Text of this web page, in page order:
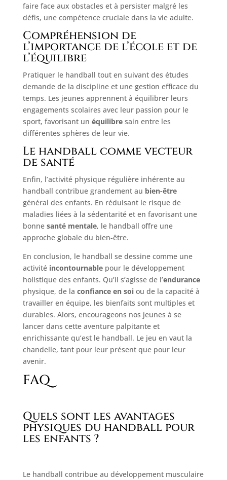
faire face aux obstacles et à persister malgré les
défis, une compétence cruciale dans la vie adulte.
Compréhension de
l’importance de l’école et de
l’équilibre
Pratiquer le handball tout en suivant des études
demande de la discipline et une gestion efficace du
temps. Les jeunes apprennent à équilibrer leurs
engagements scolaires avec leur passion pour le
sport, favorisant un équilibresain entre les
différentes sphères de leur vie.
Le handball comme vecteur
de santé
Enfin, l’activité physique régulière inhérente au
handball contribue grandement au bien-être
général des enfants. En réduisant le risque de
maladies liées à la sédentarité et en favorisant une
bonne santé mentale, le handball offre une
approche globale du bien-être.
En conclusion, le handball se dessine comme une
activité incontournablepour le développement
holistique des enfants. Qu’il s’agisse de l’endurance
physique, de la confiance en soiou de la capacité à
travailler en équipe, les bienfaits sont multiples et
durables. Alors, encourageons nos jeunes à se
lancer dans cette aventure palpitante et
enrichissante qu’est le handball. Le jeu en vaut la
chandelle, tant pour leur présent que pour leur
avenir.
FAQ
Quels sont les avantages
physiques du handball pour
les enfants ?
Le handball contribue au développement musculaire